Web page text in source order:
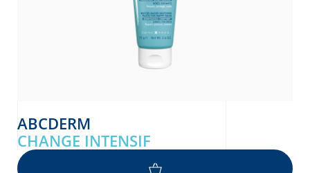
ABCDERM
CHANGE INTENSIF